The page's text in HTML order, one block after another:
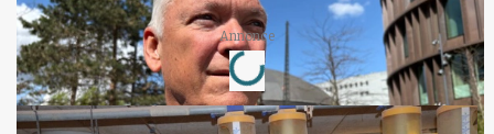
Annonce
Loading...